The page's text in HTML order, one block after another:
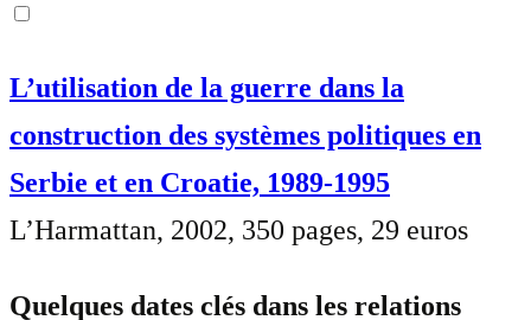
L’utilisation de la guerre dans la
construction des systèmes politiques en
Serbie et en Croatie, 1989-1995
L’Harmattan, 2002, 350 pages, 29 euros
Quelques dates clés dans les relations